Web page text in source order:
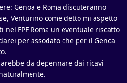
Genoa e Roma discuteranno
Venturino come detto mi aspetto
nel FPF Roma un eventuale riscatto
per assodato che per il Genoa
da depennare dai ricavi